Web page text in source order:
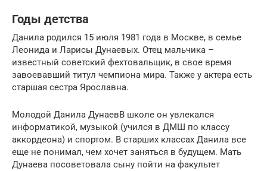
Годы детства
Данила родился 15 июля 1981 года в Москве, в семье
Леонида и Ларисы Дунаевых. Отец мальчика –
известный советский фехтовальщик, в свое время
завоевавший титул чемпиона мира. Также у актера есть
старшая сестра Ярославна.
Молодой Данила ДунаевВ школе он увлекался
информатикой, музыкой (учился в ДМШ по классу
аккордеона) и спортом. В старших классах Данила все
еще не понимал, чем хочет заняться в будущем. Мать
Дунаева посоветовала сыну пойти на факультет